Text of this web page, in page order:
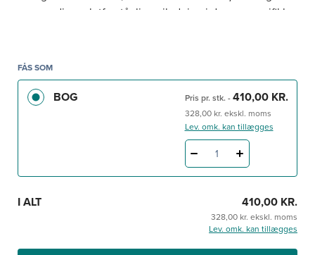
en grundig og letforståelig vejledning i denne specifikke
professionel indføring i emnet. Evidens er på alles
læber, selvom afstanden fra teori til praksis kan være stor
– selv for klinikere med mange års erfaring.
viser, hvor og hvordan man søger
de mest pålidelige informationer. Fokus er de
sundhedsvidenskabelige kernespørgsmål, og forfatterne
giver en konkret opskrift på, hvordan man kan vurdere
man kan integrere systematiske oversigtsartikler og
FÅS SOM
BOG Pris pr. stk. - 410,00 KR.
328,00 kr. ekskl. moms
Lev. omk. kan tillægges
1
I ALT 410,00 KR.
328,00 kr. ekskl. moms
Lev. omk. kan tillægges